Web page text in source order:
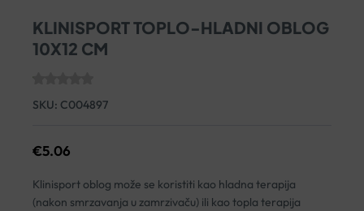
KLINISPORT TOPLO-HLADNI OBLOG
10X12 CM
SKU: C004897
€5.06
Klinisport oblog može se koristiti kao hladna terapija
(nakon smrzavanja u zamrzivaču) ili kao topla terapija